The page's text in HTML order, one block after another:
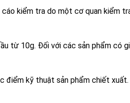
kiểm tra do một cơ quan kiểm
từ 10g. Đối với các sản phẩm có
điểm kỹ thuật sản phẩm chiết xuất.